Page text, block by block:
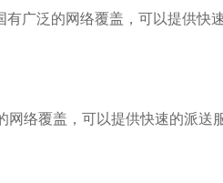
广泛的网络覆盖，可以提供快
络覆盖，可以提供快速的派送